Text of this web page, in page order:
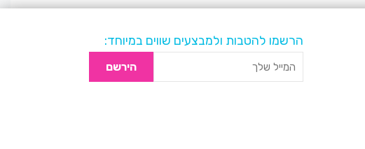
הרשמו להטבות ולמבצעים שווים במיוחד:
הירשם